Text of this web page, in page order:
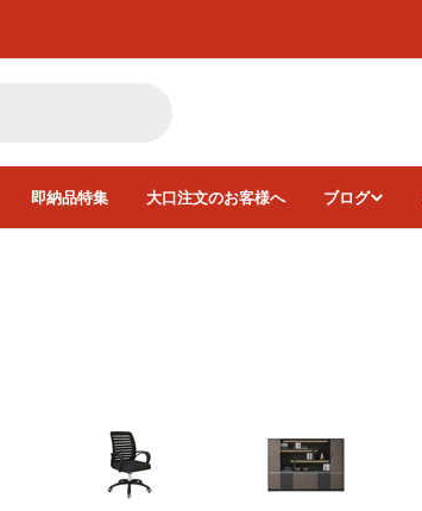
即納品特集 大口注文のお客様へ ブログ